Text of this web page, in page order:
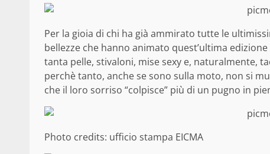
Per la gioia di chi ha già ammirato tutte le
bellezze che hanno animato quest’ultima
tanta pelle, stivaloni, mise sexy e, naturalmente,
perchè tanto, anche se sono sulla moto, non si
che il loro sorriso “colpisce” più di un pugno in
Photo credits: ufficio stampa EICMA